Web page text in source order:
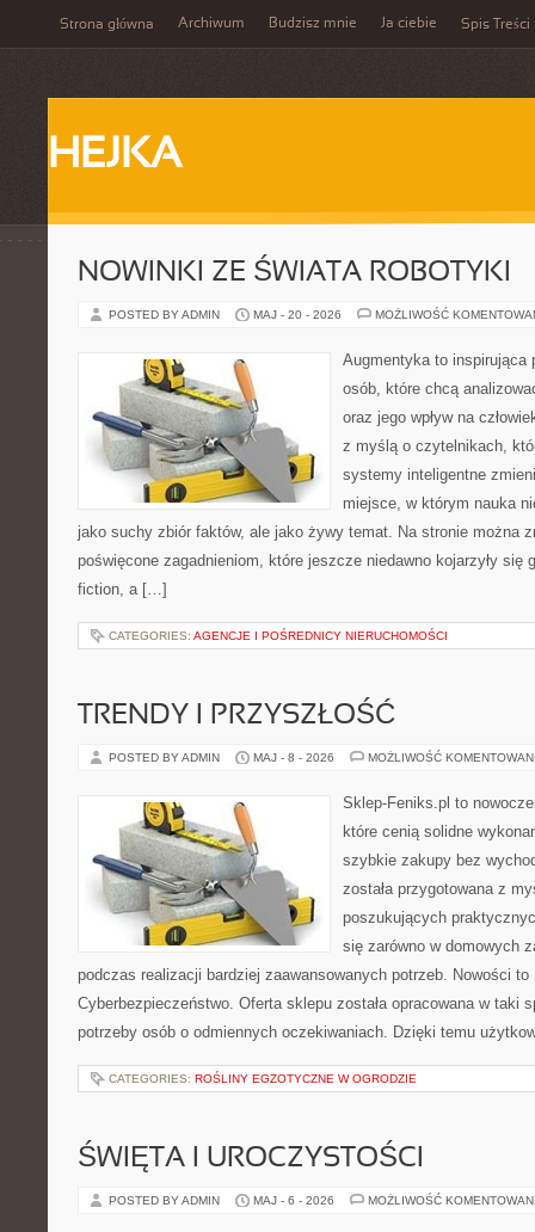
Strona główna Archiwum Budzisz mnie Ja ciebie Spis Treści
HEJKA
NOWINKI ZE ŚWIATA ROBOTYKI
POSTED BY ADMIN MAJ - 20 - 2026 MOŻLIWOŚĆ
Augmentyka to inspirująca
osób, które chcą
oraz jego wpływ na
z myślą o czytelnikach,
systemy inteligentne
miejsce, w którym nauka
jako suchy zbiór faktów, ale jako żywy temat. Na stronie można
poświęcone zagadnieniom, które jeszcze niedawno kojarzyły się
fiction, a […]
CATEGORIES: AGENCJE I POŚREDNICY NIERUCHOMOŚCI
TRENDY I PRZYSZŁOŚĆ
POSTED BY ADMIN MAJ - 8 - 2026 MOŻLIWOŚĆ
Sklep-Feniks.pl to
które cenią solidne
szybkie zakupy bez
została przygotowana z
poszukujących
się zarówno w domowych
podczas realizacji bardziej zaawansowanych potrzeb. Nowości to
Cyberbezpieczeństwo. Oferta sklepu została opracowana w taki
potrzeby osób o odmiennych oczekiwaniach. Dzięki temu
CATEGORIES: ROŚLINY EGZOTYCZNE W OGRODZIE
ŚWIĘTA I UROCZYSTOŚCI
POSTED BY ADMIN MAJ - 6 - 2026 MOŻLIWOŚĆ